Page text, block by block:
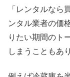
「レンタルなら
ンタル業者の価
りたい期間のト
しまうこともあ